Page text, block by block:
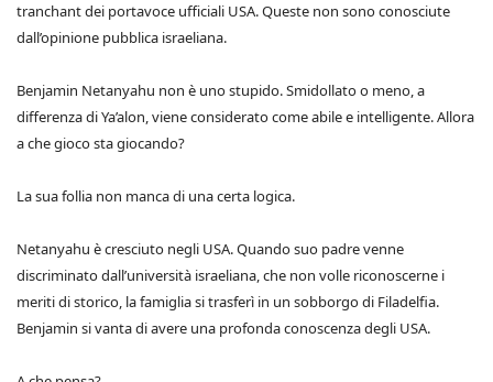
tranchant dei portavoce ufficiali USA. Queste non sono conosciute
dall’opinione pubblica israeliana.
Benjamin Netanyahu non è uno stupido. Smidollato o meno, a
differenza di Ya’alon, viene considerato come abile e intelligente. Allora
a che gioco sta giocando?
La sua follia non manca di una certa logica.
Netanyahu è cresciuto negli USA. Quando suo padre venne
discriminato dall’università israeliana, che non volle riconoscerne i
meriti di storico, la famiglia si trasferì in un sobborgo di Filadelfia.
Benjamin si vanta di avere una profonda conoscenza degli USA.